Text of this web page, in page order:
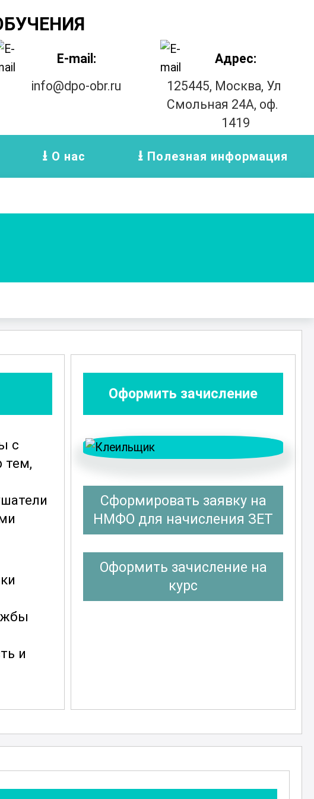
E-mail:
info@dpo-obr.ru
Адрес:
125445, Москва, Ул
Смольная 24А, оф.
1419
О нас Полезная информация
с
тем,
и
Оформить зачисление
Сформировать заявку на
НМФО для начисления ЗЕТ
Оформить зачисление на
курс